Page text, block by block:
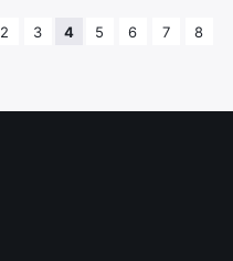
2 3 4 5 6 7 8